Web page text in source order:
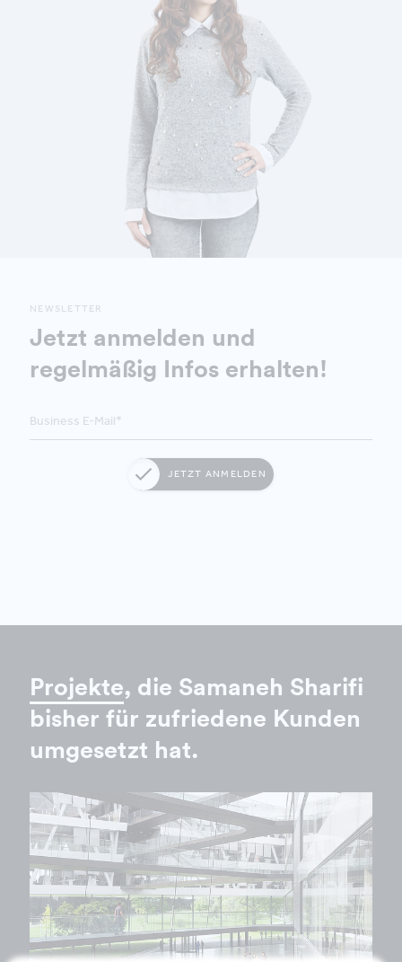
NEWSLETTER
Jetzt anmelden und
regelmäßig Infos erhalten!
JETZT ANMELDEN
Projekte, die Samaneh Sharifi
bisher für zufriedene Kunden
umgesetzt hat.